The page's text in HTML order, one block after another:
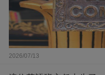
2026/07/13